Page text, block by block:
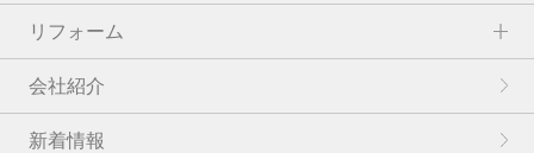
リフォーム
会社紹介
新着情報